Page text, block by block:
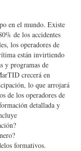
en el mundo. Existe
de los accidentes
los operadores de
están invirtiendo
y programas de
crecerá en
lo que arrojará
de los operadores de
detallada y
formativos.